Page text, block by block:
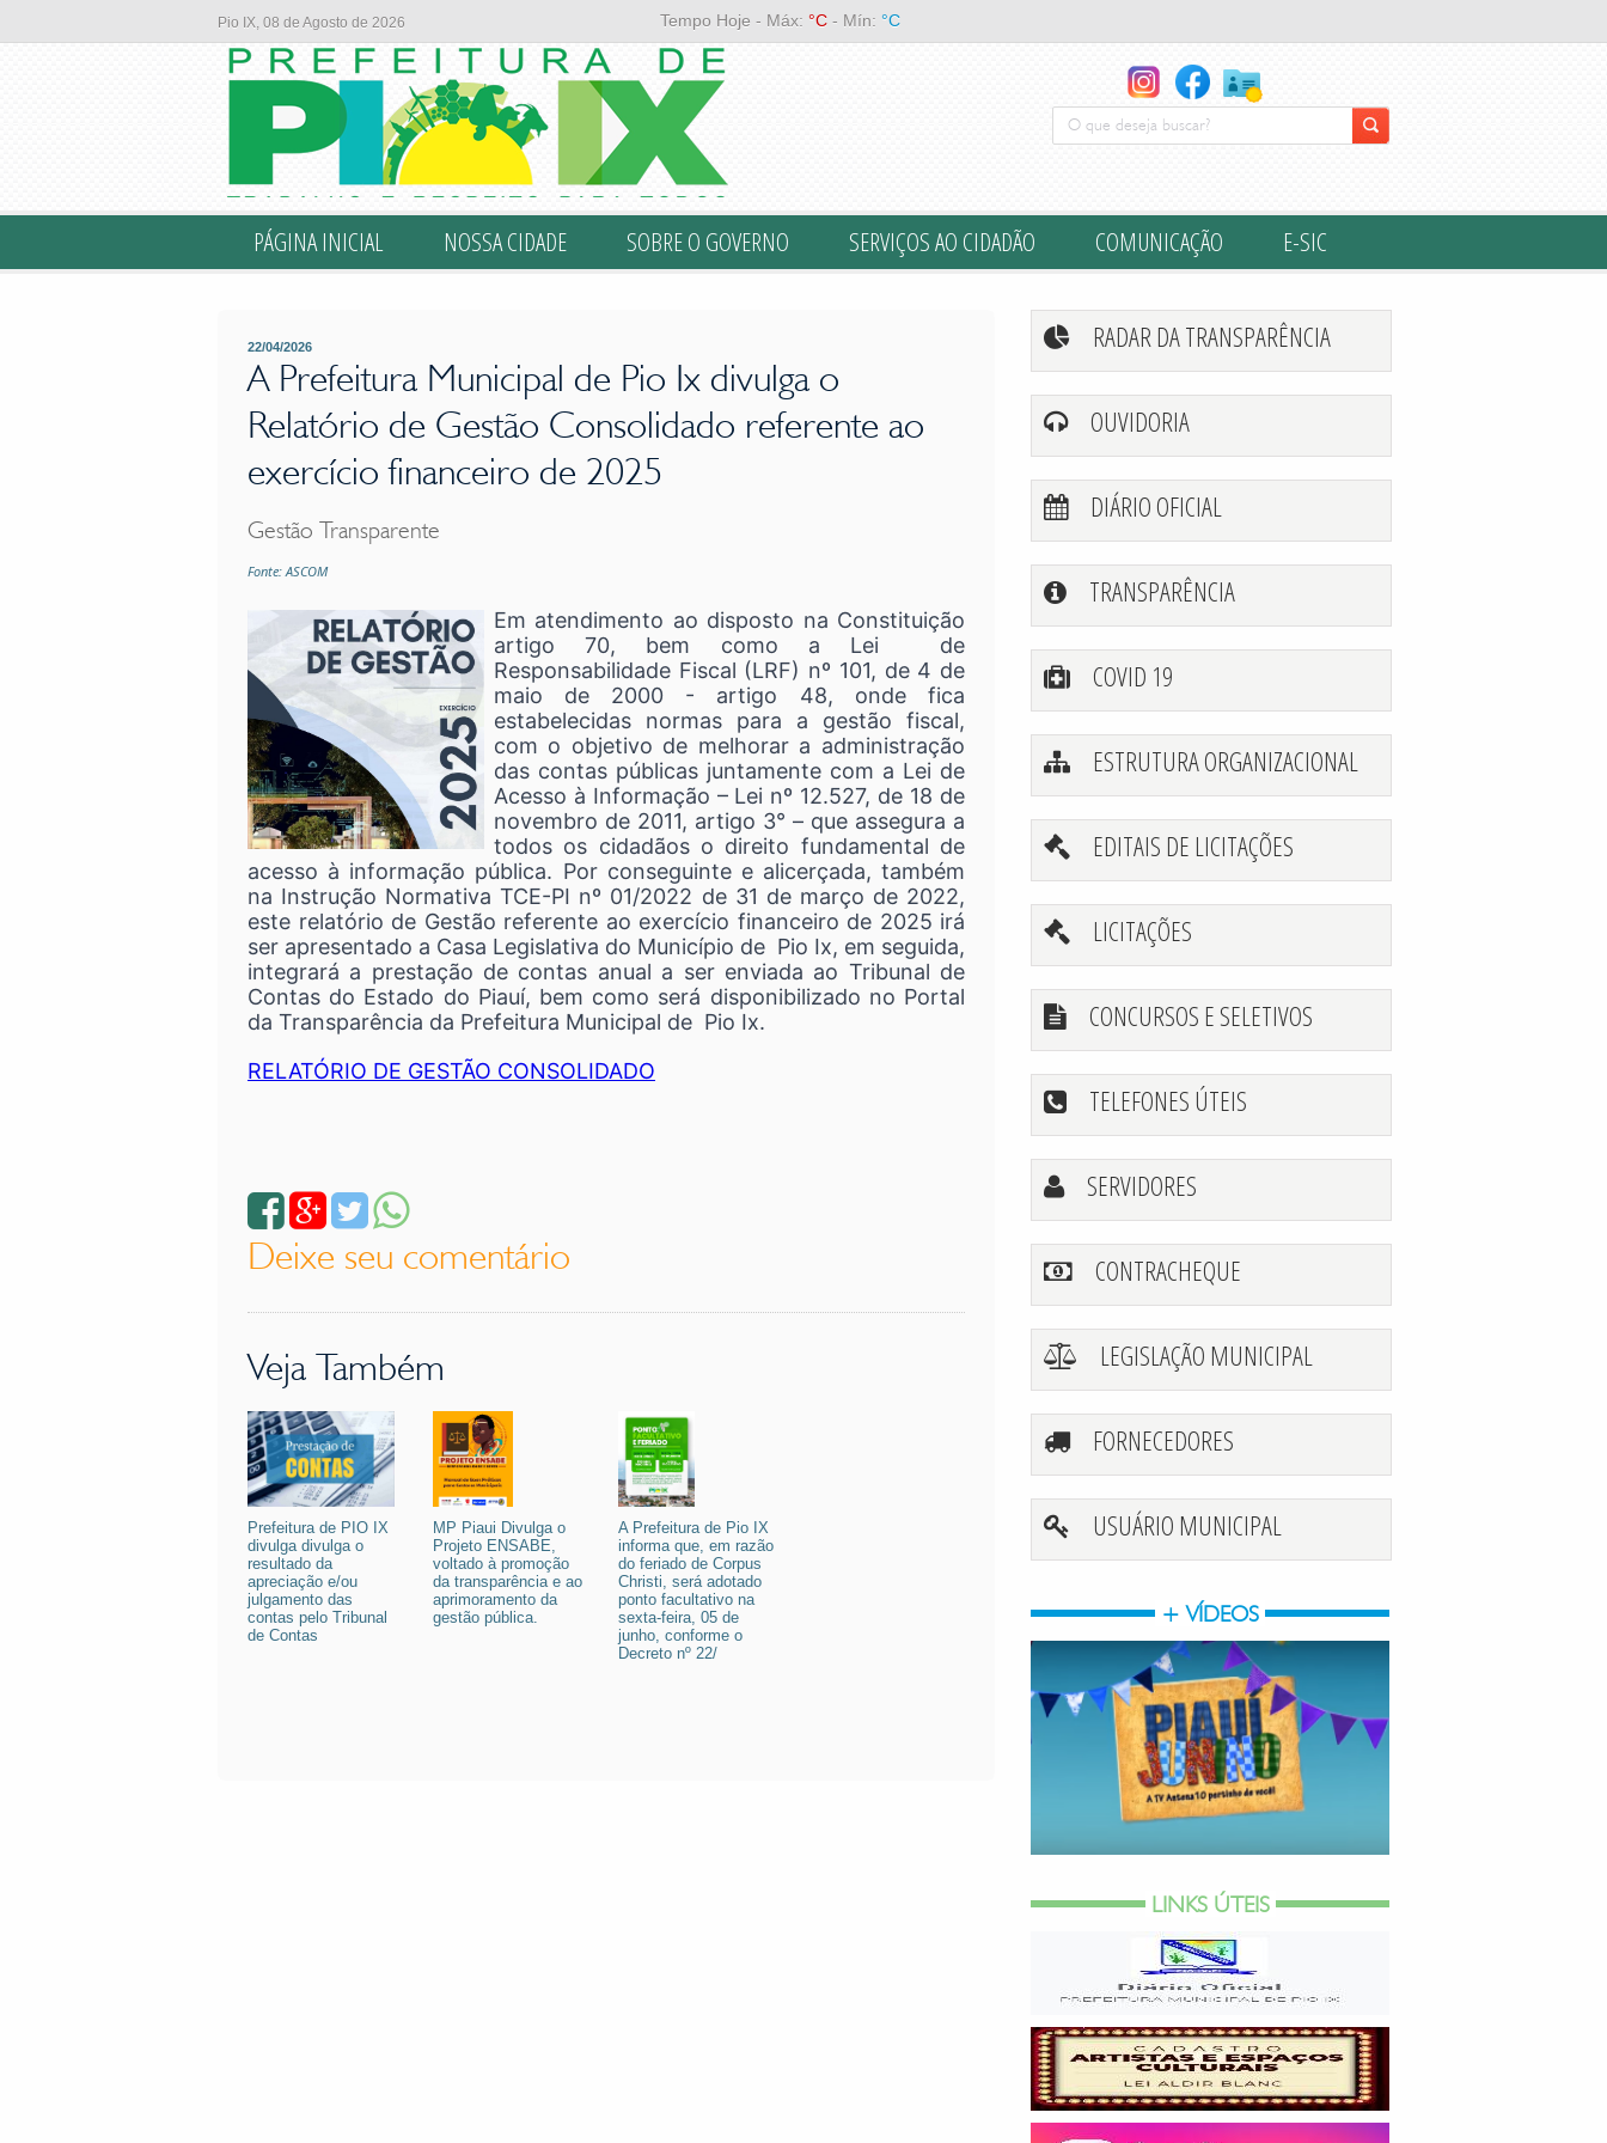
Pio IX, 08 de Agosto de 2026 Tempo Hoje - Máx: °C - Mín: °C
PÁGINA INICIAL NOSSA CIDADE SOBRE O GOVERNO SERVIÇOS AO CIDADÃO COMUNICAÇÃO E-SIC
22/04/2026
A Prefeitura Municipal de Pio Ix divulga o
Relatório de Gestão Consolidado referente ao
exercício financeiro de 2025
Gestão Transparente
Fonte: ASCOM
Em atendimento ao disposto na Constituição
artigo 70, bem como a Lei de
Responsabilidade Fiscal (LRF) nº 101, de 4 de
maio de 2000 - artigo 48, onde fica
estabelecidas normas para a gestão fiscal,
com o objetivo de melhorar a administração
das contas públicas juntamente com a Lei de
Acesso à Informação – Lei nº 12.527, de 18 de
novembro de 2011, artigo 3° – que assegura a
todos os cidadãos o direito fundamental de
acesso à informação pública. Por conseguinte e alicerçada, também
na Instrução Normativa TCE-PI nº 01/2022 de 31 de março de 2022,
este relatório de Gestão referente ao exercício financeiro de 2025 irá
ser apresentado a Casa Legislativa do Município de Pio Ix, em seguida,
integrará a prestação de contas anual a ser enviada ao Tribunal de
Contas do Estado do Piauí, bem como será disponibilizado no Portal
da Transparência da Prefeitura Municipal de Pio Ix.
RELATÓRIO DE GESTÃO CONSOLIDADO
Deixe seu comentário
Veja Também
Prefeitura de PIO IX
divulga divulga o
resultado da
apreciação e/ou
julgamento das
contas pelo Tribunal
de Contas
MP Piaui Divulga o
Projeto ENSABE,
voltado à promoção
da transparência e ao
aprimoramento da
gestão pública.
A Prefeitura de Pio IX
informa que, em razão
do feriado de Corpus
Christi, será adotado
ponto facultativo na
sexta-feira, 05 de
junho, conforme o
Decreto nº 22/
RADAR DA TRANSPARÊNCIA
OUVIDORIA
DIÁRIO OFICIAL
TRANSPARÊNCIA
COVID 19
ESTRUTURA ORGANIZACIONAL
EDITAIS DE LICITAÇÕES
LICITAÇÕES
CONCURSOS E SELETIVOS
TELEFONES ÚTEIS
SERVIDORES
CONTRACHEQUE
LEGISLAÇÃO MUNICIPAL
FORNECEDORES
USUÁRIO MUNICIPAL
+ VÍDEOS
LINKS ÚTEIS